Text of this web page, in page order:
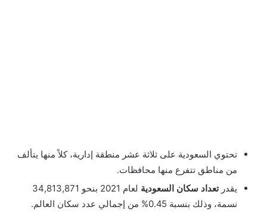
تحتوي السعودية على ثلاثة عشر منطقة إدارية، كلاً منها يتألف
من مناطق تتفرع منها محافظات.
يقدرتعداد سكان السعودية
لعام 2021 بنحو 34,813,871
نسمة، وذلك بنسبة 0.45% من إجمالي عدد سكان العالم.